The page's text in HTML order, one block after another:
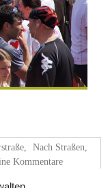
Nach Straßen
Kommentare